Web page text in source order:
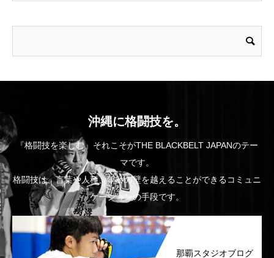
沖縄に格闘技を。
『格闘技を楽しむ』それこそがTHE BLACKBELT JAPANのテー
マです。
格闘技は、言葉や人種、年齢の壁を越えることができるコミュニ
ケーションの手段です。
那覇スタジオブログ